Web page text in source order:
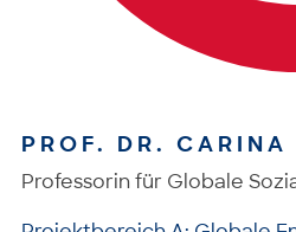
PROF. DR. CARINA
Professorin für Globale